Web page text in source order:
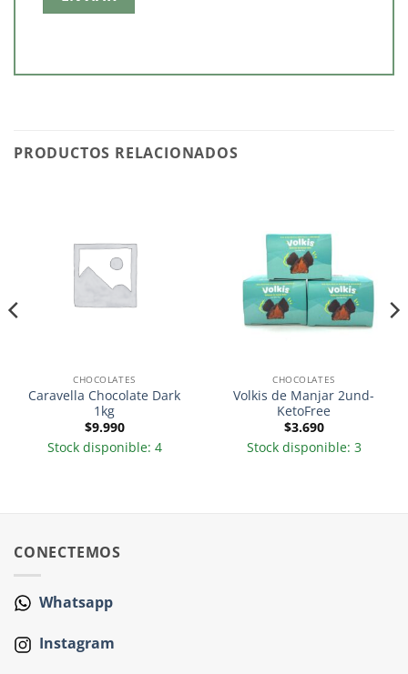
PRODUCTOS RELACIONADOS
CHOCOLATES
Caravella Chocolate Dark
1kg
$9.990
Stock disponible: 4
CHOCOLATES
Volkis de Manjar 2und-
KetoFree
$3.690
Stock disponible: 3
CONECTEMOS
Whatsapp
Instagram